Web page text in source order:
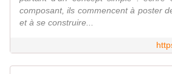
composant, ils commencent à poster
et à se construire...